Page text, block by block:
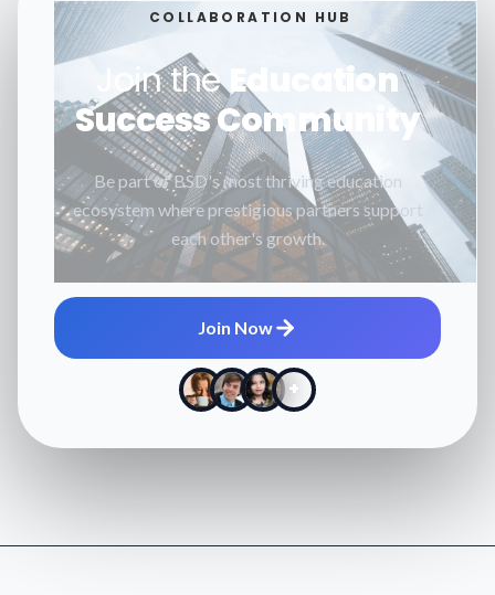
COLLABORATION HUB
Join theEducation
Success Community
Be part of BSD's most thriving education
ecosystem where prestigious partners support
each other's growth.
Join Now
+